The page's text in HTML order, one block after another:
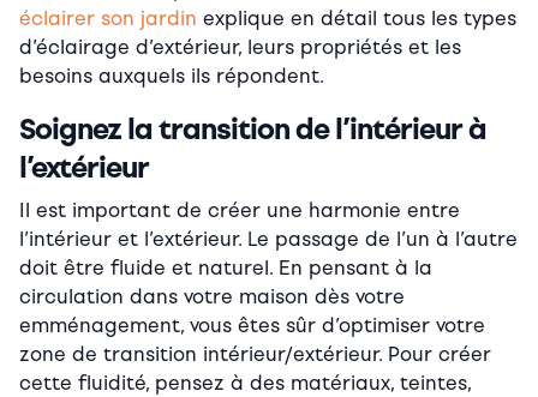
éclairer son jardin explique en détail tous les types
d’éclairage d’extérieur, leurs propriétés et les
besoins auxquels ils répondent.
Soignez la transition de l’intérieur à
l’extérieur
Il est important de créer une harmonie entre
l’intérieur et l’extérieur. Le passage de l’un à l’autre
doit être fluide et naturel. En pensant à la
circulation dans votre maison dès votre
emménagement, vous êtes sûr d’optimiser votre
zone de transition intérieur/extérieur. Pour créer
cette fluidité, pensez à des matériaux, teintes,